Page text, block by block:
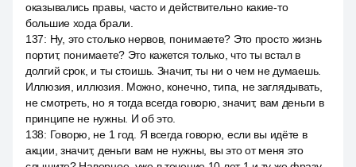
оказывались правы, часто и действительно какие-то
большие хода брали.
137: Ну, это столько нервов, понимаете? Это просто жизнь
портит, понимаете? Это кажется только, что ты встал в
долгий срок, и ты стоишь. Значит, ты ни о чем не думаешь.
Иллюзия, иллюзия. Можно, конечно, типа, не заглядывать,
не смотреть, но я тогда всегда говорю, значит, вам деньги в
принципе не нужны. И об это.
138: Говорю, не 1 год. Я всегда говорю, если вы идёте в
акции, значит, деньги вам не нужны, вы это от меня это